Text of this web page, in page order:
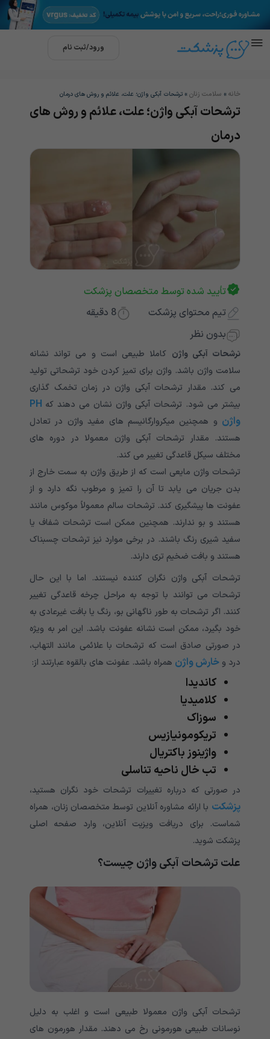
ورود/ثبت نام
خانه » سلامت زنان » ترشحات آبکی واژن؛ علت، علائم و روش های درمان
ترشحات آبکی واژن؛ علت، علائم و روش های
درمان
تأیید شده توسط متخصصان پزشکت
تیم محتوای پزشکت
8 دقیقه
بدون نظر
ترشحات آبکی واژن کاملا طبیعی است و می تواند نشانه
سلامت واژن باشد. واژن برای تمیز کردن خود ترشحاتی تولید
می کند. مقدار ترشحات آبکی واژن در زمان تخمک گذاری
بیشتر می شود. ترشحات آبکی واژن نشان می دهند که PH
واژن و همچنین میکروارگانیسم های مفید واژن در تعادل
هستند. مقدار ترشحات آبکی واژن معمولا در دوره های
مختلف سیکل قاعدگی تغییر می کند.
ترشحات واژن مایعی است که از طریق واژن به سمت خارج از
بدن جریان می یابد تا آن را تمیز و مرطوب نگه دارد و از
عفونت ها پیشگیری کند. ترشحات سالم معمولاً موکوس مانند
هستند و بو ندارند. همچنین ممکن است ترشحات شفاف یا
سفید شیری رنگ باشند. در برخی موارد نیز ترشحات چسبناک
هستند و بافت ضخیم تری دارند.
ترشحات آبکی واژن نگران کننده نیستند. اما با این حال
ترشحات می توانند با توجه به مراحل چرخه قاعدگی تغییر
کنند. اگر ترشحات به طور ناگهانی بو، رنگ یا بافت غیرعادی به
خود بگیرد، ممکن است نشانه عفونت باشد. این امر به ویژه
در صورتی صادق است که ترشحات با علائمی مانند التهاب،
درد و خارش واژن همراه باشد. عفونت های بالقوه عبارتند از:
کاندیدا
کلامیدیا
سوزاک
تریکومونیازیس
واژینوز باکتریال
تب خال ناحیه تناسلی
در صورتی که درباره تغییرات ترشحات خود نگران هستید،
پزشکت با ارائه مشاوره آنلاین توسط متخصصان زنان، همراه
شماست. برای دریافت ویزیت آنلاین، وارد صفحه اصلی
پزشکت شوید.
علت ترشحات آبکی واژن چیست؟
ترشحات آبکی واژن معمولا طبیعی است و اغلب به دلیل
نوسانات طبیعی هورمونی رخ می دهند. مقدار هورمون های